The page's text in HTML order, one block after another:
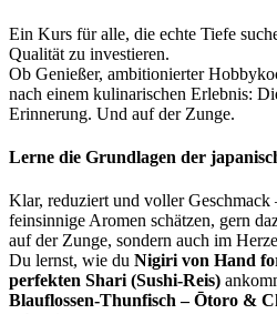
Ein Kurs für alle, die echte Tiefe
Qualität zu investieren.
Ob Genießer, ambitionierter
nach einem kulinarischen Erlebnis:
Erinnerung. Und auf der Zunge.
Lerne die Grundlagen der
Klar, reduziert und voller
feinsinnige Aromen schätzen, gern
auf der Zunge, sondern auch im
Du lernst, wie du Nigiri von Hand
perfekten Shari (Sushi-Reis)
Blauflossen-Thunfisch – Ōtoro &